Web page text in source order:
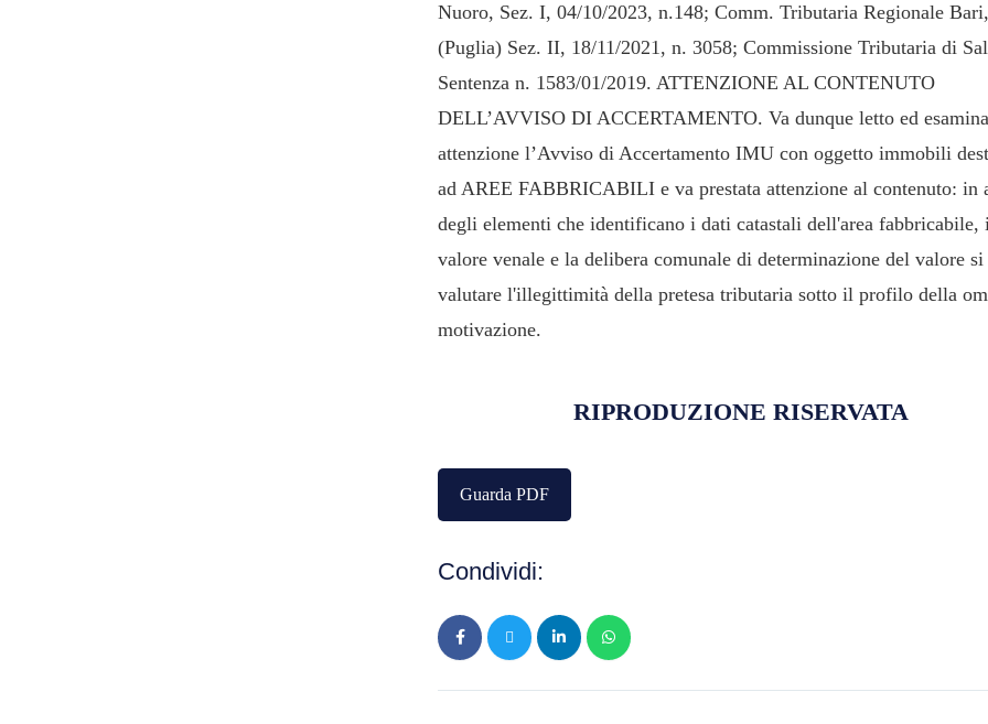
Nuoro, Sez. I, 04/10/2023, n.148; Comm. Tributaria Regionale Bari,
(Puglia) Sez. II, 18/11/2021, n. 3058; Commissione Tributaria di
Sentenza n. 1583/01/2019. ATTENZIONE AL CONTENUTO
DELL’AVVISO DI ACCERTAMENTO. Va dunque letto ed
attenzione l’Avviso di Accertamento IMU con oggetto immobili
ad AREE FABBRICABILI e va prestata attenzione al contenuto: in
degli elementi che identificano i dati catastali dell'area fabbricabile,
valore venale e la delibera comunale di determinazione del valore si
valutare l'illegittimità della pretesa tributaria sotto il profilo della
motivazione.
RIPRODUZIONE RISERVATA
Guarda PDF
Condividi: